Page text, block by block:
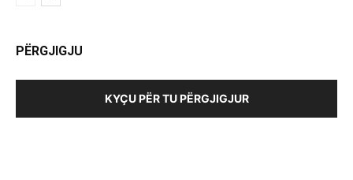
PËRGJIGJU
KYÇU PËR TU PËRGJIGJUR